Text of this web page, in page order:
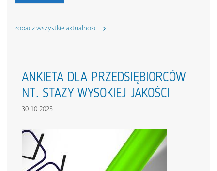
zobacz wszystkie aktualności
ANKIETA DLA PRZEDSIĘBIORCÓW
NT. STAŻY WYSOKIEJ JAKOŚCI
30-10-2023